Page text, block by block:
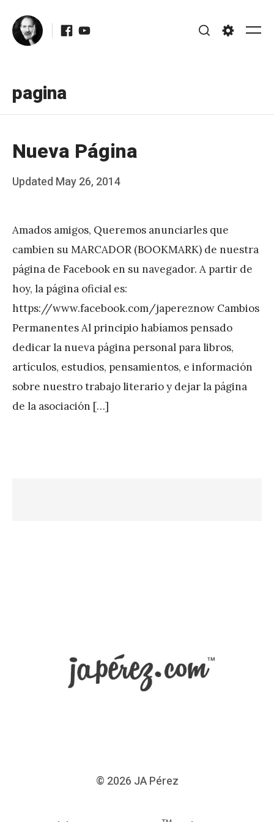
content
Facebook
Youtube
pagina
Nueva Página
Posted
Updated May 26, 2014
b
J
A
P
é
r
Amados amigos, Queremos anunciarles que
cambien su MARCADOR (BOOKMARK) de nuestra
página de Facebook en su navegador. A partir de
hoy, la página oficial es:
https://www.facebook.com/japereznow Cambios
Permanentes Al principio habíamos pensado
dedicar la nueva página personal para libros,
artículos, estudios, pensamientos, e información
sobre nuestro trabajo literario y dejar la página
de la asociación […]
© 2026 JA Pérez